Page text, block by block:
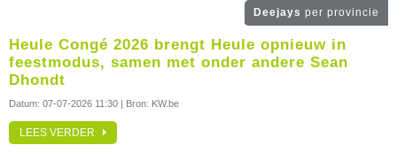
Deejays per provincie
Heule Congé 2026 brengt Heule opnieuw in
feestmodus, samen met onder andere Sean
Dhondt
Datum: 07-07-2026 11:30 | Bron: KW.be
LEES VERDER